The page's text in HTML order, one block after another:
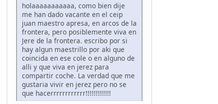
holaaaaaaaaaaa, como bien dije
me han dado vacante en el ceip
juan maestro apresa, en arcos de la
frontera, pero posiblemente viva en
Jere de la frontera. escribo por si
hay algun maestrillo por aki que
coincida en ese cole o en alguno de
alli y que viva en jerez para
compartir coche. La verdad que me
gustaria vivir en jerez pero no se
que hacerrrrrrrrrrrr!!!!!!!!!!!!!